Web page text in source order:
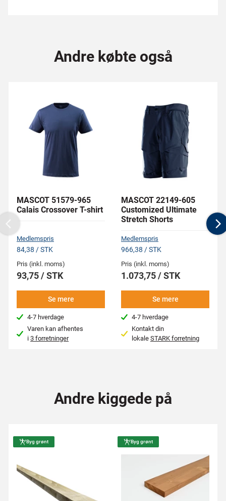
Andre købte også
MASCOT 51579-965
Calais Crossover T-shirt
Medlemspris
84,38 / STK
Pris (inkl. moms)
93,75 / STK
Se mere
4-7 hverdage
Varen kan afhentes
i3 forretninger
MASCOT 22149-605
Customized Ultimate
Stretch Shorts
Medlemspris
966,38 / STK
Pris (inkl. moms)
1.073,75 / STK
Se mere
4-7 hverdage
Kontakt din
lokale STARK forretning
Previous
Andre kiggede på
Byg grønt Byg grønt